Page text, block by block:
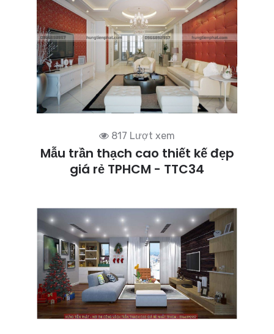
817 Lượt xem
Mẫu trần thạch cao thiết kế đẹp
giá rẻ TPHCM - TTC34